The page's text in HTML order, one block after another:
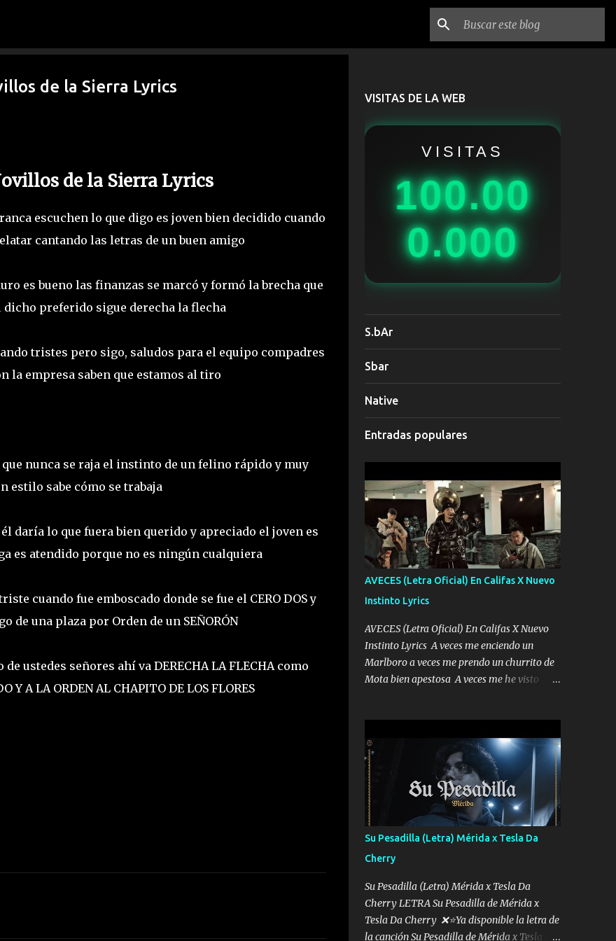
de la Sierra Lyrics
de la Sierra Lyrics
escuchen lo que digo es joven bien decidido cuando
cantando las letras de un buen amigo
es bueno las finanzas se marcó y formó la brecha que
preferido sigue derecha la flecha
tristes pero sigo, saludos para el equipo compadres
la empresa saben que estamos al tiro
nunca se raja el instinto de un felino rápido y muy
estilo sabe cómo se trabaja
daría lo que fuera bien querido y apreciado el joven es
es atendido porque no es ningún cualquiera
cuando fue emboscado donde se fue el CERO DOS y
de una plaza por Orden de un SEÑORÓN
ustedes señores ahí va DERECHA LA FLECHA como
A LA ORDEN AL CHAPITO DE LOS FLORES
VISITAS DE LA WEB
VISITAS
100.00
0.000
S.bAr
Sbar
Native
Entradas populares
AVECES (Letra Oficial) En Califas X Nuevo
Instinto Lyrics
AVECES (Letra Oficial) En Califas X Nuevo
Instinto Lyrics A veces me enciendo un
Marlboro a veces me prendo un churrito de
Mota bien apestosa A veces me he visto
me mandó yo tengo el control a todos yo les
paro el dedo soy hocicon un malcriado un
malandrón Que Les importa no saben nada
falsas las risas las que me miran hay gente
corriente no quieren verte subir de level
trucha mis plebes Música A veces me pongo
un sombrero a veces me ven la cachucha de
lado con la mirada siempre en alto A veces
me fajó una super o a veces me fajó una
Glock siempre armado todas las
generaciones yo traigo El chiste es que hago
lo que quiero pues así soy me mandó yo
Su Pesadilla (Letra) Mérida x Tesla Da
Cherry
Su Pesadilla (Letra) Mérida x Tesla Da
Cherry LETRA Su Pesadilla de Mérida x
Tesla Da Cherry ❌⭐Ya disponible la letra de
la canción Su Pesadilla de Mérida x Tesla Da